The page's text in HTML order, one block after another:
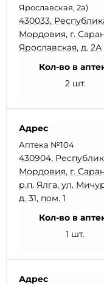
Ярославская, 2а)
430033,
Мордовия, г.
Ярославская, д. 2А
Кол-во в
2 шт.
Адрес
Аптека №104
430904,
Мордовия, г.
р.п. Ялга, ул.
д. 31, пом. 1
Кол-во в
1 шт.
Адрес